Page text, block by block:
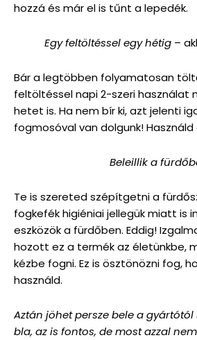
hozzá és már el is tűnt a lepedék.
Egy feltöltéssel egy hétig –
Bár a legtöbben folyamatosan
feltöltéssel napi 2-szeri használat
hetet is. Ha nem bír ki, azt jelenti
fogmosóval van dolgunk!
Beleillik a
Te is szereted szépítgetni a
fogkefék higiéniai jellegük miatt is
eszközök a fürdőben. Eddig!
hozott ez a termék az életünkbe,
kézbe fogni. Ez is ösztönözni fog,
használd.
Aztán jöhet persze bele a
bla, az is fontos, de most azzal